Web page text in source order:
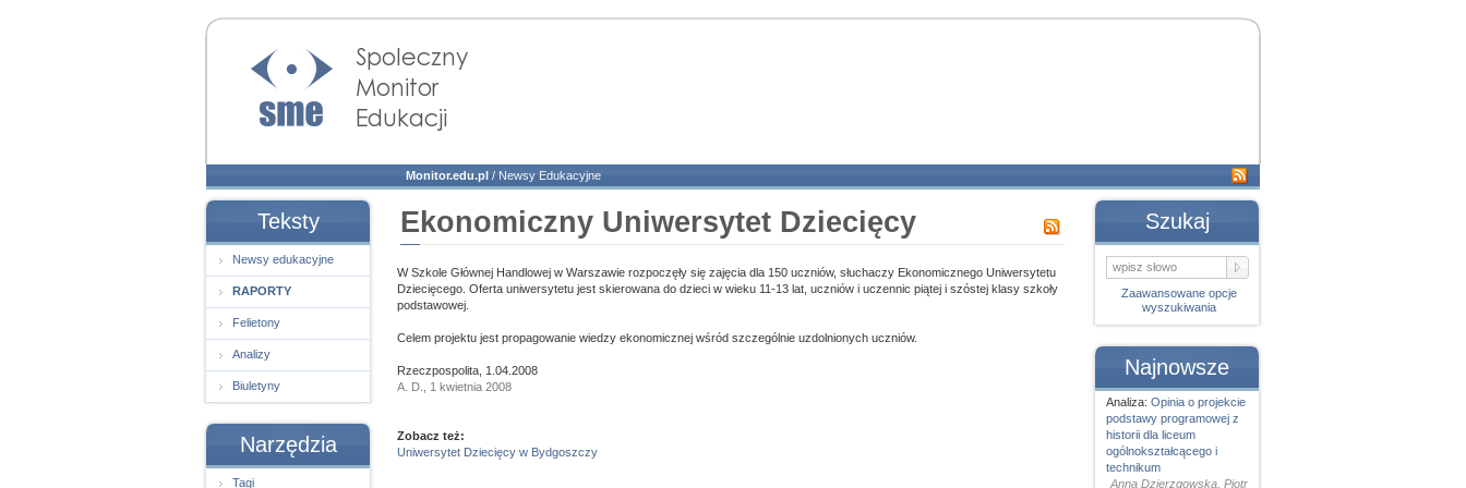
Społeczny Monitor
Edukacji
Monitor.edu.pl / Newsy Edukacyjne
Teksty
Newsy edukacyjne
RAPORTY
Felietony
Analizy
Biuletyny
Narzędzia
Tagi
Ekonomiczny Uniwersytet Dziecięcy
W Szkole Głównej Handlowej w Warszawie rozpoczęły się zajęcia dla 150 uczniów, słuchaczy Ekonomicznego Uniwersytetu
Dziecięcego. Oferta uniwersytetu jest skierowana do dzieci w wieku 11-13 lat, uczniów i uczennic piątej i szóstej klasy szkoły
podstawowej.
Celem projektu jest propagowanie wiedzy ekonomicznej wśród szczególnie uzdolnionych uczniów.
Rzeczpospolita, 1.04.2008
A. D., 1 kwietnia 2008
Zobacz też:
Uniwersytet Dziecięcy w Bydgoszczy
Szukaj
Zaawansowane opcje
wyszukiwania
Najnowsze
Analiza: Opinia o projekcie
podstawy programowej z
historii dla liceum
ogólnokształcącego i
technikum
Anna Dzierzgowska, Piotr